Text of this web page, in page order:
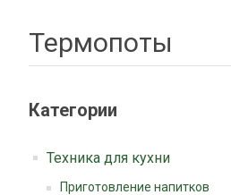
Термопоты
Категории
Техника для кухни
Приготовление напитков